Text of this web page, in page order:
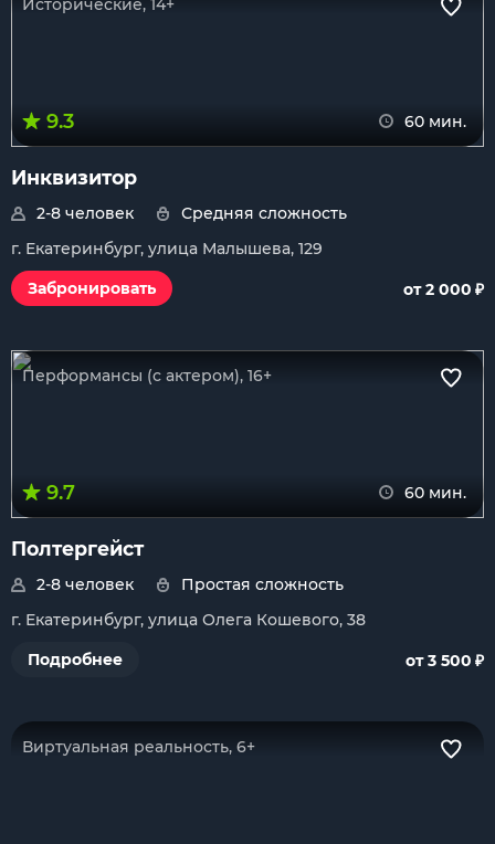
Исторические, 14+
9.3 60 мин.
Инквизитор
2-8 человек
Средняя сложность
г. Екатеринбург, улица Малышева, 129
Забронировать
от 2 000 ₽
Перформансы (с актером), 16+
9.7 60 мин.
Полтергейст
2-8 человек
Простая сложность
г. Екатеринбург, улица Олега Кошевого, 38
Подробнее
от 3 500 ₽
Виртуальная реальность, 6+